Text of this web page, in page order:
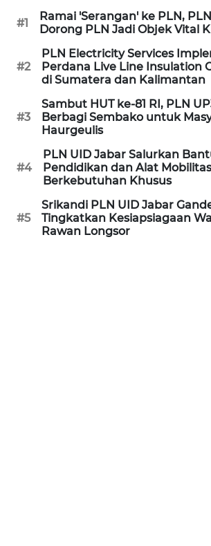
#1
Ramai 'Serangan' ke PLN,
Dorong PLN Jadi Objek Vital
#2
PLN Electricity Services
Perdana Live Line Insulation
di Sumatera dan Kalimantan
#3
Sambut HUT ke-81 RI, PLN
Berbagi Sembako untuk
Haurgeulis
#4
PLN UID Jabar Salurkan
Pendidikan dan Alat
Berkebutuhan Khusus
#5
Srikandi PLN UID Jabar
Tingkatkan Kesiapsiagaan
Rawan Longsor
INDRAMAYU
WN
KUNINGAN
WN
MAJALENGKA
WN
SUBANG
WN
SUKABUMI